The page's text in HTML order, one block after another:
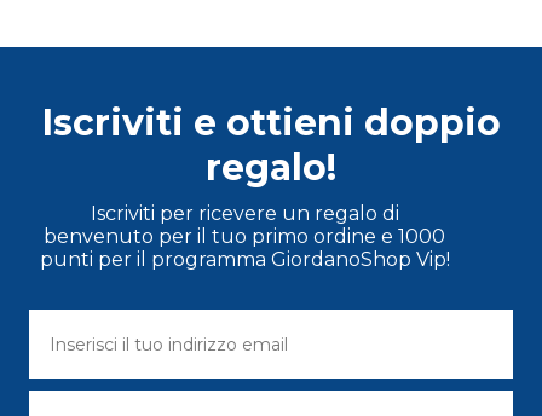
Iscriviti e ottieni doppio
regalo!
Iscriviti per ricevere un regalo di
benvenuto per il tuo primo ordine e 1000
punti per il programma GiordanoShop Vip!